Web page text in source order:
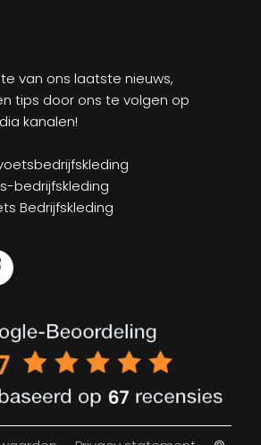
van ons laatste nieuws,
tips door ons te volgen op
kanalen!
bedrijfskleding
Bedrijfskleding